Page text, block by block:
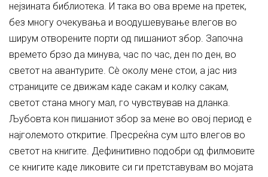
нејзината библиотека. И така во ова време на претек,
без многу очекувања и воодушевување влегов во
ширум отворените порти од пишаниот збор. Започна
времето брзо да минува, час по час, ден по ден, во
светот на авантурите. Сè околу мене стои, а јас низ
страниците се движам каде сакам и колку сакам,
светот стана многу мал, го чувствував на дланка.
Љубовта кон пишаниот збор за мене во овој период е
најголемото откритие. Пресреќна сум што влегов во
светот на книгите. Дефинитивно подобри од филмовите
се книгите каде ликовите си ги претставувам во мојата